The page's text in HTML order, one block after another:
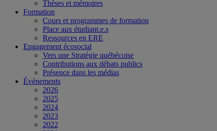
Thèses et mémoires
Formation
Cours et programmes de formation
Place aux étudiant.e.s
Ressources en ERE
Engagement écosocial
Vers une Stratégie québécoise
Contributions aux débats publics
Présence dans les médias
Événements
2026
2025
2024
2023
2022